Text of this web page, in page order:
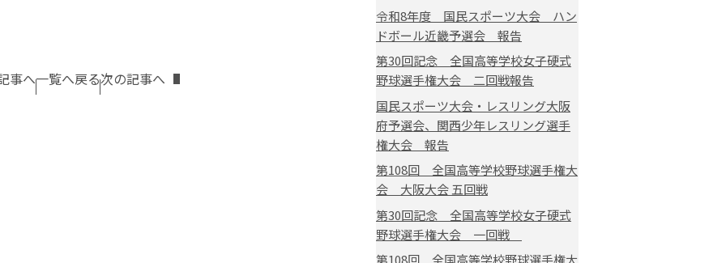
事へ一覧へ戻る次の記事へ
令和8年度 国民スポーツ大会 ハン
ドボール近畿予選会 報告
第30回記念 全国高等学校女子硬式
野球選手権大会 二回戦報告
国民スポーツ大会・レスリング大阪
府予選会、関西少年レスリング選手
権大会 報告
第108回 全国高等学校野球選手権大
会 大阪大会 五回戦
第30回記念 全国高等学校女子硬式
野球選手権大会 一回戦
第108回 全国高等学校野球選手権大